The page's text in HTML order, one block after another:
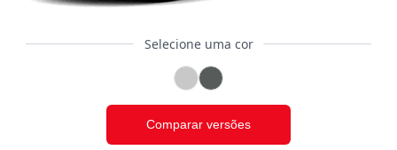
Selecione uma cor
Comparar versões